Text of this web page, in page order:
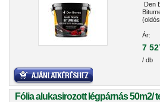
Den
Ár:
7
/ db
Fólia alukasirozott légpárnás 50m2/